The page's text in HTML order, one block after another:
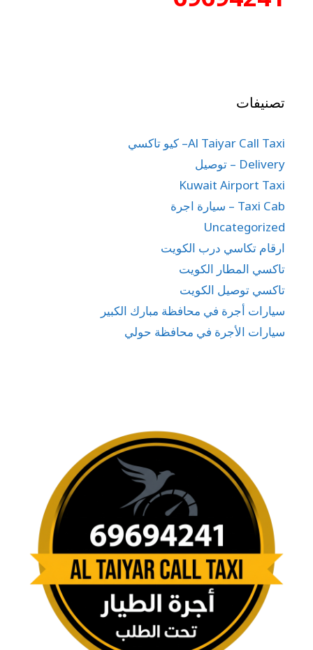
تصنيفات
Al Taiyar Call Taxi– كيو تاكسي
Delivery – توصيل
Kuwait Airport Taxi
Taxi Cab – سيارة اجرة
Uncategorized
ارقام تكاسي درب الكويت
تاكسي المطار الكويت
تاكسي توصيل الكويت
سيارات أجرة في محافظة مبارك الكبير
سيارات الأجرة في محافظة حولي